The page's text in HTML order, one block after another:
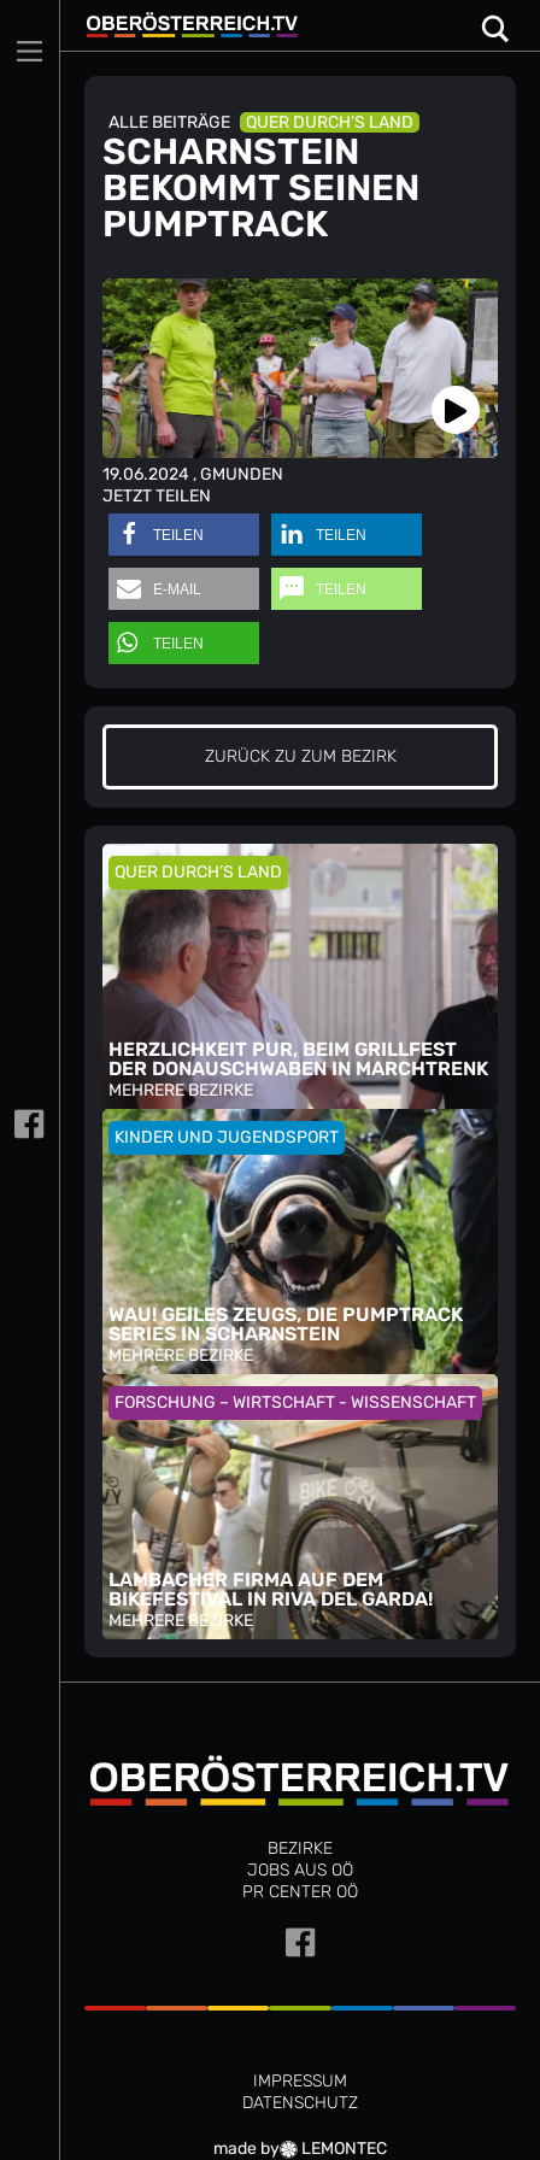
content
ALLE BEITRÄGE QUER DURCH’S LAND
SCHARNSTEIN
BEKOMMT SEINEN
PUMPTRACK
19.06.2024 , GMUNDEN
JETZT TEILEN
TEILEN TEILEN
E-MAIL TEILEN
TEILEN
ZURÜCK ZU ZUM BEZIRK
QUER DURCH’S LAND
HERZLICHKEIT PUR, BEIM GRILLFEST
DER DONAUSCHWABEN IN MARCHTRENK
MEHRERE BEZIRKE
KINDER UND JUGENDSPORT
WAU! GEILES ZEUGS, DIE PUMPTRACK
SERIES IN SCHARNSTEIN
MEHRERE BEZIRKE
FORSCHUNG – WIRTSCHAFT - WISSENSCHAFT
LAMBACHER FIRMA AUF DEM
BIKEFESTIVAL IN RIVA DEL GARDA!
MEHRERE BEZIRKE
BEZIRKE
JOBS AUS OÖ
PR CENTER OÖ
made by LEMONTEC
IMPRESSUM
DATENSCHUTZ